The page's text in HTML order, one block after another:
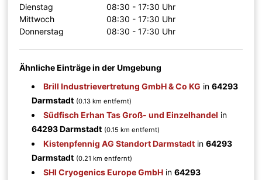
Dienstag
08:30 - 17:30 Uhr
Mittwoch
08:30 - 17:30 Uhr
Donnerstag
08:30 - 17:30 Uhr
Ähnliche Einträge in der Umgebung
Brill Industrievertretung GmbH & Co KG in64293
Darmstadt (0.13 km entfernt)
Südfisch Erhan Tas Groß- und Einzelhandel in
64293 Darmstadt (0.15 km entfernt)
Kistenpfennig AG Standort Darmstadt in64293
Darmstadt (0.21 km entfernt)
SHI Cryogenics Europe GmbH in64293